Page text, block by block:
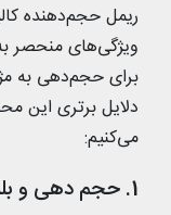
ویژگی‌های منحصر
برای حجم‌دهی به
دلایل برتری این
می‌کنیم:
1. حجم‌ دهی و بلندکنندگی طبیعی: